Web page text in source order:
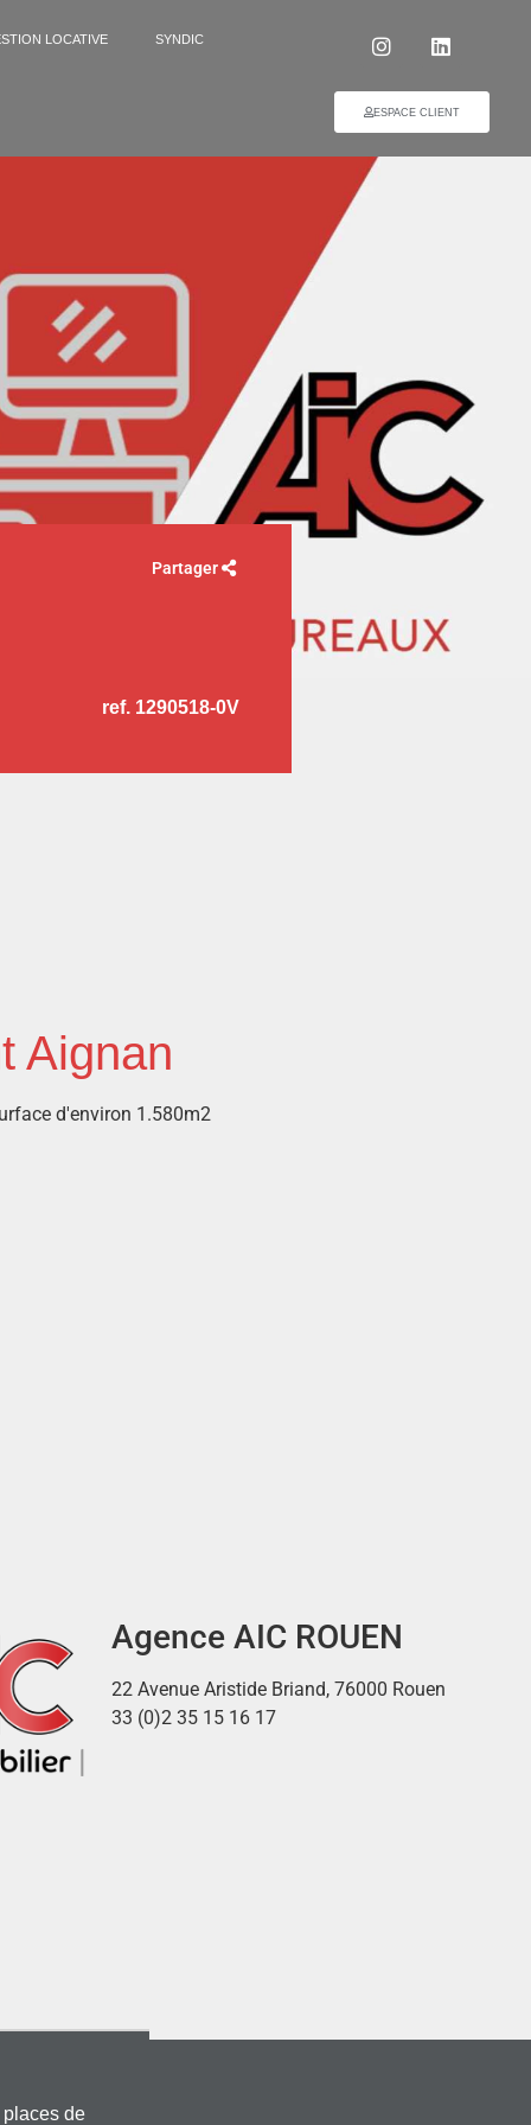
LOCATIVE SYNDIC
ESPACE CLIENT
Partager
ref. 1290518-0V
Aignan
d'environ 1.580m2
Agence AIC ROUEN
22 Avenue Aristide Briand, 76000 Rouen
33 (0)2 35 15 16 17
places de